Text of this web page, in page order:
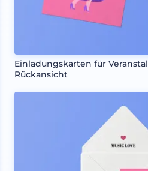
Einladungskarten für
Rückansicht